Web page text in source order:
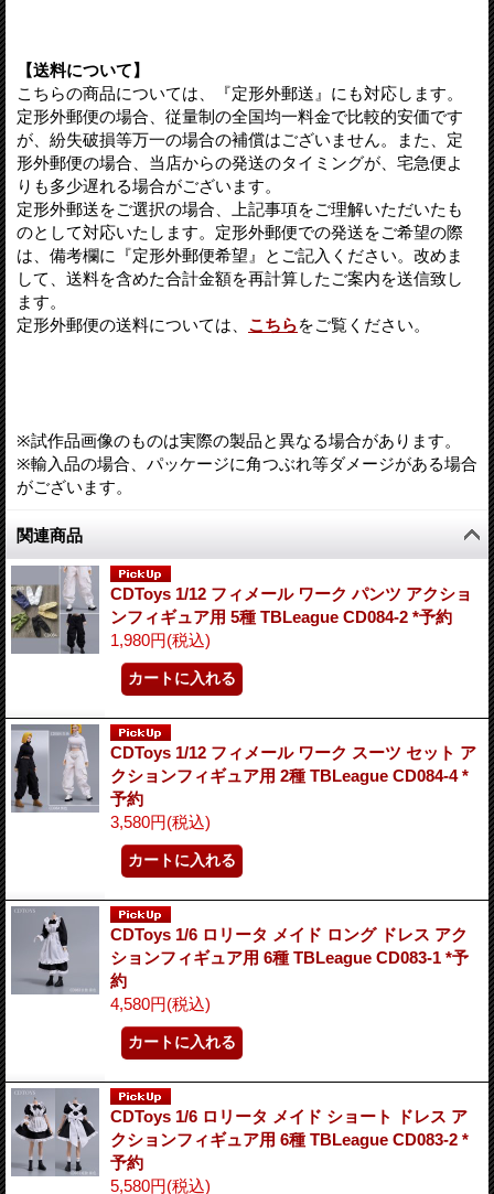
【送料について】
こちらの商品については、『定形外郵送』にも対応します。
定形外郵便の場合、従量制の全国均一料金で比較的安価です
が、紛失破損等万一の場合の補償はございません。また、定
形外郵便の場合、当店からの発送のタイミングが、宅急便よ
りも多少遅れる場合がございます。
定形外郵送をご選択の場合、上記事項をご理解いただいたも
のとして対応いたします。定形外郵便での発送をご希望の際
は、備考欄に『定形外郵便希望』とご記入ください。改めま
して、送料を含めた合計金額を再計算したご案内を送信致し
ます。
定形外郵便の送料については、 こちらをご覧ください。
※試作品画像のものは実際の製品と異なる場合があります。
※輸入品の場合、パッケージに角つぶれ等ダメージがある場合
がございます。
関連商品
CDToys 1/12 フィメール ワーク パンツ アクショ
ンフィギュア用 5種 TBLeague CD084-2 *予約
1,980円(税込)
CDToys 1/12 フィメール ワーク スーツ セット ア
クションフィギュア用 2種 TBLeague CD084-4 *
予約
3,580円(税込)
CDToys 1/6 ロリータ メイド ロング ドレス アク
ションフィギュア用 6種 TBLeague CD083-1 *予
約
4,580円(税込)
CDToys 1/6 ロリータ メイド ショート ドレス ア
クションフィギュア用 6種 TBLeague CD083-2 *
予約
5,580円(税込)